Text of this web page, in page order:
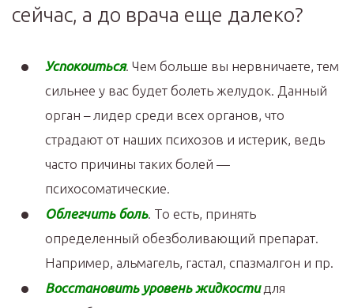
сейчас, а до врача еще далеко?
Успокоиться. Чем больше вы нервничаете, тем
сильнее у вас будет болеть желудок. Данный
орган – лидер среди всех органов, что
страдают от наших психозов и истерик, ведь
часто причины таких болей —
психосоматические.
Облегчить боль. То есть, принять
определенный обезболивающий препарат.
Например, альмагель, гастал, спазмалгон и пр.
Восстановить уровень жидкостидля